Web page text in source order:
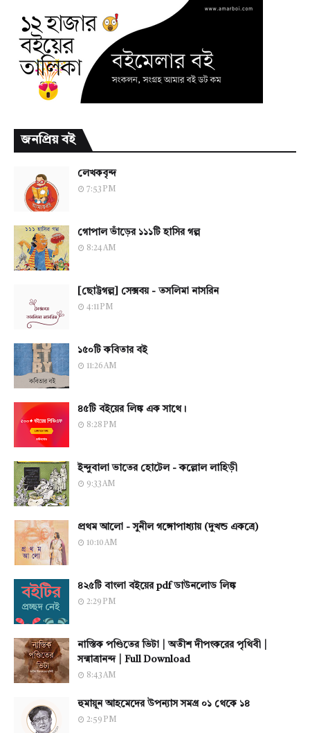
জনপ্রিয় বই
লেখকবৃন্দ
7:53 PM
গোপাল ভাঁড়ের ১১১টি হাসির গল্প
8:24 AM
[ছোট্টগল্প] সেক্সবয় - তসলিমা নাসরিন
4:11 PM
১৫০টি কবিতার বই
11:26 AM
৪৫টি বইয়ের লিঙ্ক এক সাথে।
8:28 PM
ইন্দুবালা ভাতের হোটেল - কল্লোল লাহিড়ী
9:33 AM
প্রথম আলো - সুনীল গঙ্গোপাধ্যায় (দুখন্ড একত্রে)
10:10 AM
৪২৫টি বাংলা বইয়ের pdf ডাউনলোড লিঙ্ক
2:29 PM
নাস্তিক পণ্ডিতের ভিটা | অতীশ দীপংকরের পৃথিবী |
সন্মাত্রানন্দ | Full Download
8:43 AM
হুমায়ূন আহমেদের উপন্যাস সমগ্র ০১ থেকে ১৪
2:59 PM